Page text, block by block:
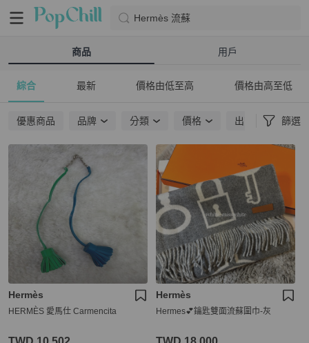
Hermès 流蘇
商品 用戶
綜合 最新 價格由低至高 價格由高至低
優惠商品 品牌 分類 價格 出貨地點 篩選
Hermès
HERMÈS 愛馬仕 Carmencita
Hermès
Hermes💕鑰匙雙面流蘇圍巾-灰